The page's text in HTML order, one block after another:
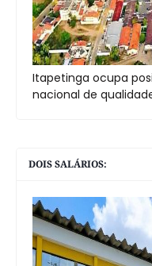
Itapetinga ocupa
nacional de
DOIS SALÁRIOS: